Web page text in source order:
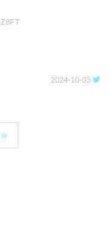
2024-10-03
»